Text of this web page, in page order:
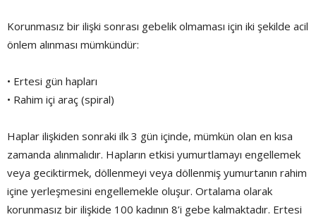
Korunmasız bir ilişki sonrası gebelik olmaması için iki şekilde acil
önlem alınması mümkündür:
• Ertesi gün hapları
• Rahim içi araç (spiral)
Haplar ilişkiden sonraki ilk 3 gün içinde, mümkün olan en kısa
zamanda alınmalıdır. Hapların etkisi yumurtlamayı engellemek
veya geciktirmek, döllenmeyi veya döllenmiş yumurtanın rahim
içine yerleşmesini engellemekle oluşur. Ortalama olarak
korunmasız bir ilişkide 100 kadının 8’i gebe kalmaktadır. Ertesi